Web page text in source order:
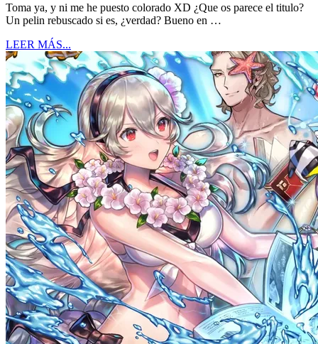
Toma ya, y ni me he puesto colorado XD ¿Que os parece el titulo?
Un pelin rebuscado si es, ¿verdad? Bueno en …
LEER MÁS...